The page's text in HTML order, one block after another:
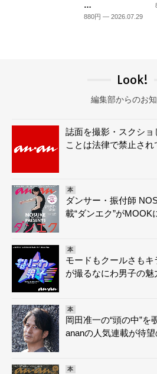
…
880円 — 2026.07.29
Look!
編集部からのお
誌面を撮影・スクシ
ことは法律で禁止され
本
ダンサー・振付師
載“ダンエク”がMOOK
本
モードもクールさも
が撮るなにわ男子の魅
本
岡田准一の“頭の中”を
ananの人気連載が待
本